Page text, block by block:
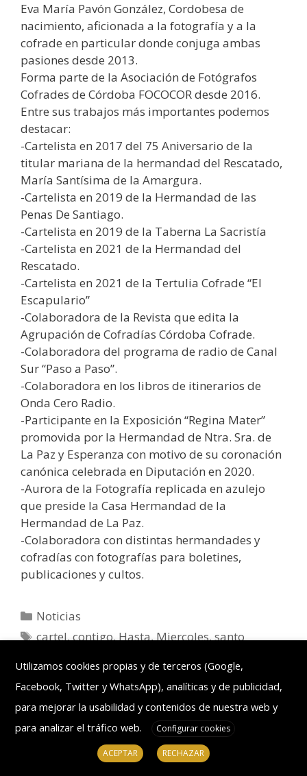
Eva María Pavón González, Cordobesa de
nacimiento, aficionada a la fotografía y a la
cofrade en particular donde conjuga ambas
pasiones desde 2013.
Forma parte de la Asociación de Fotógrafos
Cofrades de Córdoba FOCOCOR desde 2016.
Entre sus trabajos más importantes podemos
destacar:
-Cartelista en 2017 del 75 Aniversario de la
titular mariana de la hermandad del Rescatado,
María Santísima de la Amargura.
-Cartelista en 2019 de la Hermandad de las
Penas De Santiago.
-Cartelista en 2019 de la Taberna La Sacristía
-Cartelista en 2021 de la Hermandad del
Rescatado.
-Cartelista en 2021 de la Tertulia Cofrade “El
Escapulario”
-Colaboradora de la Revista que edita la
Agrupación de Cofradías Córdoba Cofrade.
-Colaboradora del programa de radio de Canal
Sur “Paso a Paso”.
-Colaboradora en los libros de itinerarios de
Onda Cero Radio.
-Participante en la Exposición “Regina Mater”
promovida por la Hermandad de Ntra. Sra. de
La Paz y Esperanza con motivo de su coronación
canónica celebrada en Diputación en 2020.
-Aurora de la Fotografía replicada en azulejo
que preside la Casa Hermandad de la
Hermandad de La Paz.
-Colaboradora con distintas hermandades y
cofradías con fotografías para boletines,
publicaciones y cultos.
Noticias
cartel,contigo,Hasta,Miercoles,santo
Utilizamos cookies propias y de terceros (Google,
Facebook, Twitter y WhatsApp), analíticas y de publicidad,
para mejorar la usabilidad y contenidos de nuestra web y
para analizar el tráfico web.
Configurar cookies
ACEPTAR RECHAZAR